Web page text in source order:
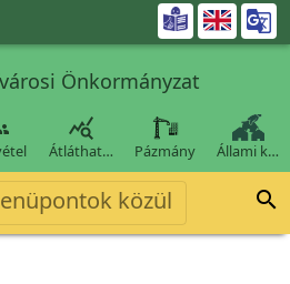

Önkormányzat

Átláthat… Pázmány Állami k…
közül 